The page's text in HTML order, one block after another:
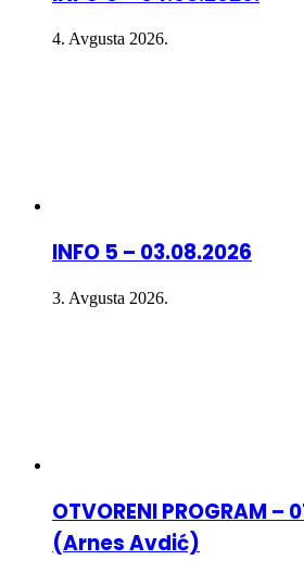
4. Avgusta 2026.
INFO 5 – 03.08.2026
3. Avgusta 2026.
OTVORENI PROGRAM –
(Arnes Avdić)